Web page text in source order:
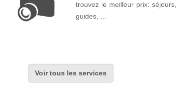
trouvez le meilleur prix:
guides, ...
Voir tous les services